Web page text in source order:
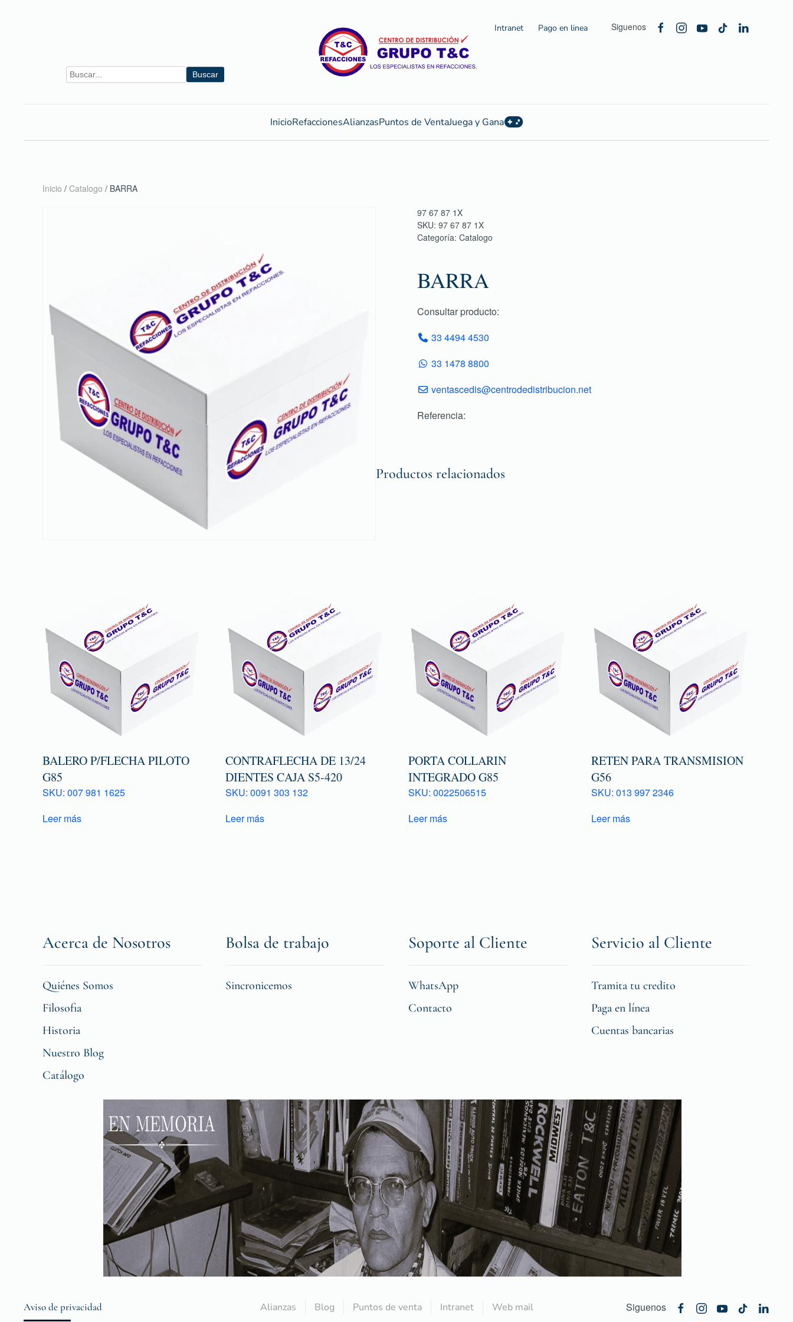
Buscar
Intranet Pago en linea Siguenos
InicioRefaccionesAlianzasPuntos de VentaJuega y Gana
Inicio / Catalogo / BARRA
97 67 87 1X
SKU: 97 67 87 1X
Categoría: Catalogo
BARRA
Consultar producto:
33 4494 4530
33 1478 8800
ventascedis@centrodedistribucion.net
Referencia:
Productos relacionados
BALERO P/FLECHA PILOTO
G85
SKU: 007 981 1625
Leer más
CONTRAFLECHA DE 13/24
DIENTES CAJA S5-420
SKU: 0091 303 132
Leer más
PORTA COLLARIN
INTEGRADO G85
SKU: 0022506515
Leer más
RETEN PARA TRANSMISION
G56
SKU: 013 997 2346
Leer más
Acerca de Nosotros
Quiénes Somos
Filosofia
Historia
Nuestro Blog
Catálogo
Bolsa de trabajo
Sincronicemos
Soporte al Cliente
WhatsApp
Contacto
Servicio al Cliente
Tramita tu credito
Paga en línea
Cuentas bancarias
Aviso de privacidad Alianzas Blog Puntos de venta Intranet Web mail Siguenos